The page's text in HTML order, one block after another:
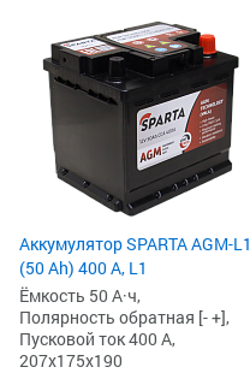
Аккумулятор SPARTA AGM-L1
(50 Ah) 400 А, L1
Ёмкость 50 А·ч,
Полярность обратная [- +],
Пусковой ток 400 А,
207x175x190